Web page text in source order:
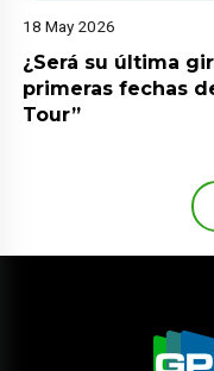
18 May 2026
¿Será su última
primeras fechas
Tour”